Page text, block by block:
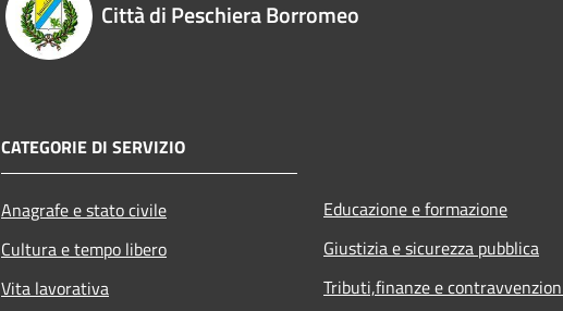
Città di Peschiera Borromeo
CATEGORIE DI SERVIZIO
Anagrafe e stato civile
Cultura e tempo libero
Vita lavorativa
Educazione e formazione
Giustizia e sicurezza pubblica
Tributi,finanze e